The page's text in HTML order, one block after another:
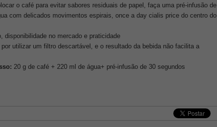
o café para evitar sabores residuais de papel, faça uma pré-infusão de
com delicados movimentos espirais, once a day cialis price do centro do
disponibilidade no mercado e praticidade
utilizar um filtro descartável, e o resultado da bebida não facilita a
20 g de café + 220 ml de água+ pré-infusão de 30 segundos